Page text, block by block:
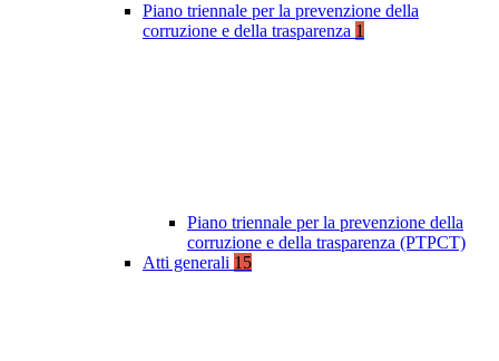
Piano triennale per la prevenzione della
corruzione e della trasparenza 1
Piano triennale per la prevenzione della
corruzione e della trasparenza (PTPCT)
Atti generali 15